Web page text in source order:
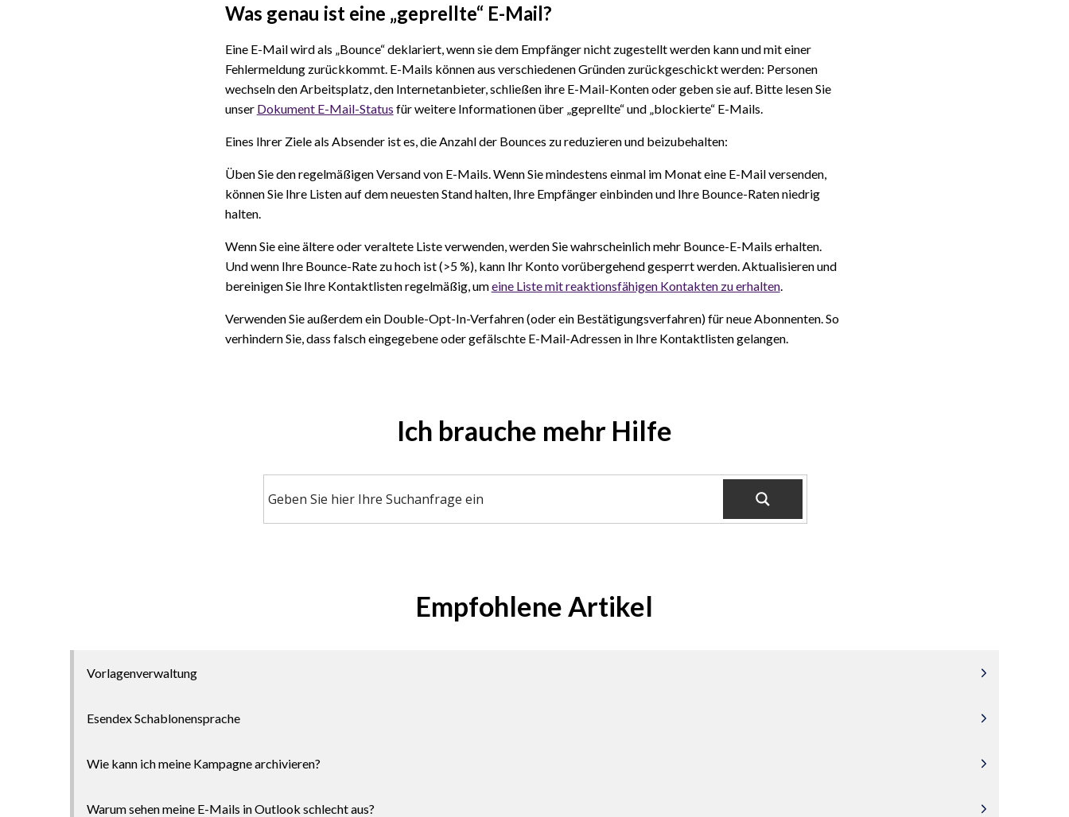
Was genau ist eine „geprellte“ E-Mail?
Eine E-Mail wird als „Bounce“ deklariert, wenn sie dem Empfänger nicht zugestellt werden kann und mit einer
Fehlermeldung zurückkommt. E-Mails können aus verschiedenen Gründen zurückgeschickt werden: Personen
wechseln den Arbeitsplatz, den Internetanbieter, schließen ihre E-Mail-Konten oder geben sie auf. Bitte lesen Sie
unser Dokument E-Mail-Status für weitere Informationen über „geprellte“ und „blockierte“ E-Mails.
Eines Ihrer Ziele als Absender ist es, die Anzahl der Bounces zu reduzieren und beizubehalten:
Üben Sie den regelmäßigen Versand von E-Mails. Wenn Sie mindestens einmal im Monat eine E-Mail versenden,
können Sie Ihre Listen auf dem neuesten Stand halten, Ihre Empfänger einbinden und Ihre Bounce-Raten niedrig
halten.
Wenn Sie eine ältere oder veraltete Liste verwenden, werden Sie wahrscheinlich mehr Bounce-E-Mails erhalten.
Und wenn Ihre Bounce-Rate zu hoch ist (>5 %), kann Ihr Konto vorübergehend gesperrt werden. Aktualisieren und
bereinigen Sie Ihre Kontaktlisten regelmäßig, umeine Liste mit reaktionsfähigen Kontakten zu erhalten.
Verwenden Sie außerdem ein Double-Opt-In-Verfahren (oder ein Bestätigungsverfahren) für neue Abonnenten. So
verhindern Sie, dass falsch eingegebene oder gefälschte E-Mail-Adressen in Ihre Kontaktlisten gelangen.
Ich brauche mehr Hilfe
Empfohlene Artikel
Vorlagenverwaltung
Esendex Schablonensprache
Wie kann ich meine Kampagne archivieren?
Warum sehen meine E-Mails in Outlook schlecht aus?